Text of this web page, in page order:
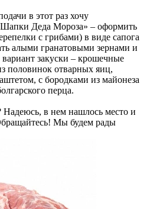
в этот раз хочу
Деда Мороза» – оформить
с грибами) в виде сапога
алыми гранатовыми зернами и
закуски – крошечные
половинок отварных яиц,
с бородками из майонеза
перца.
в нем нашлось место и
Мы будем рады